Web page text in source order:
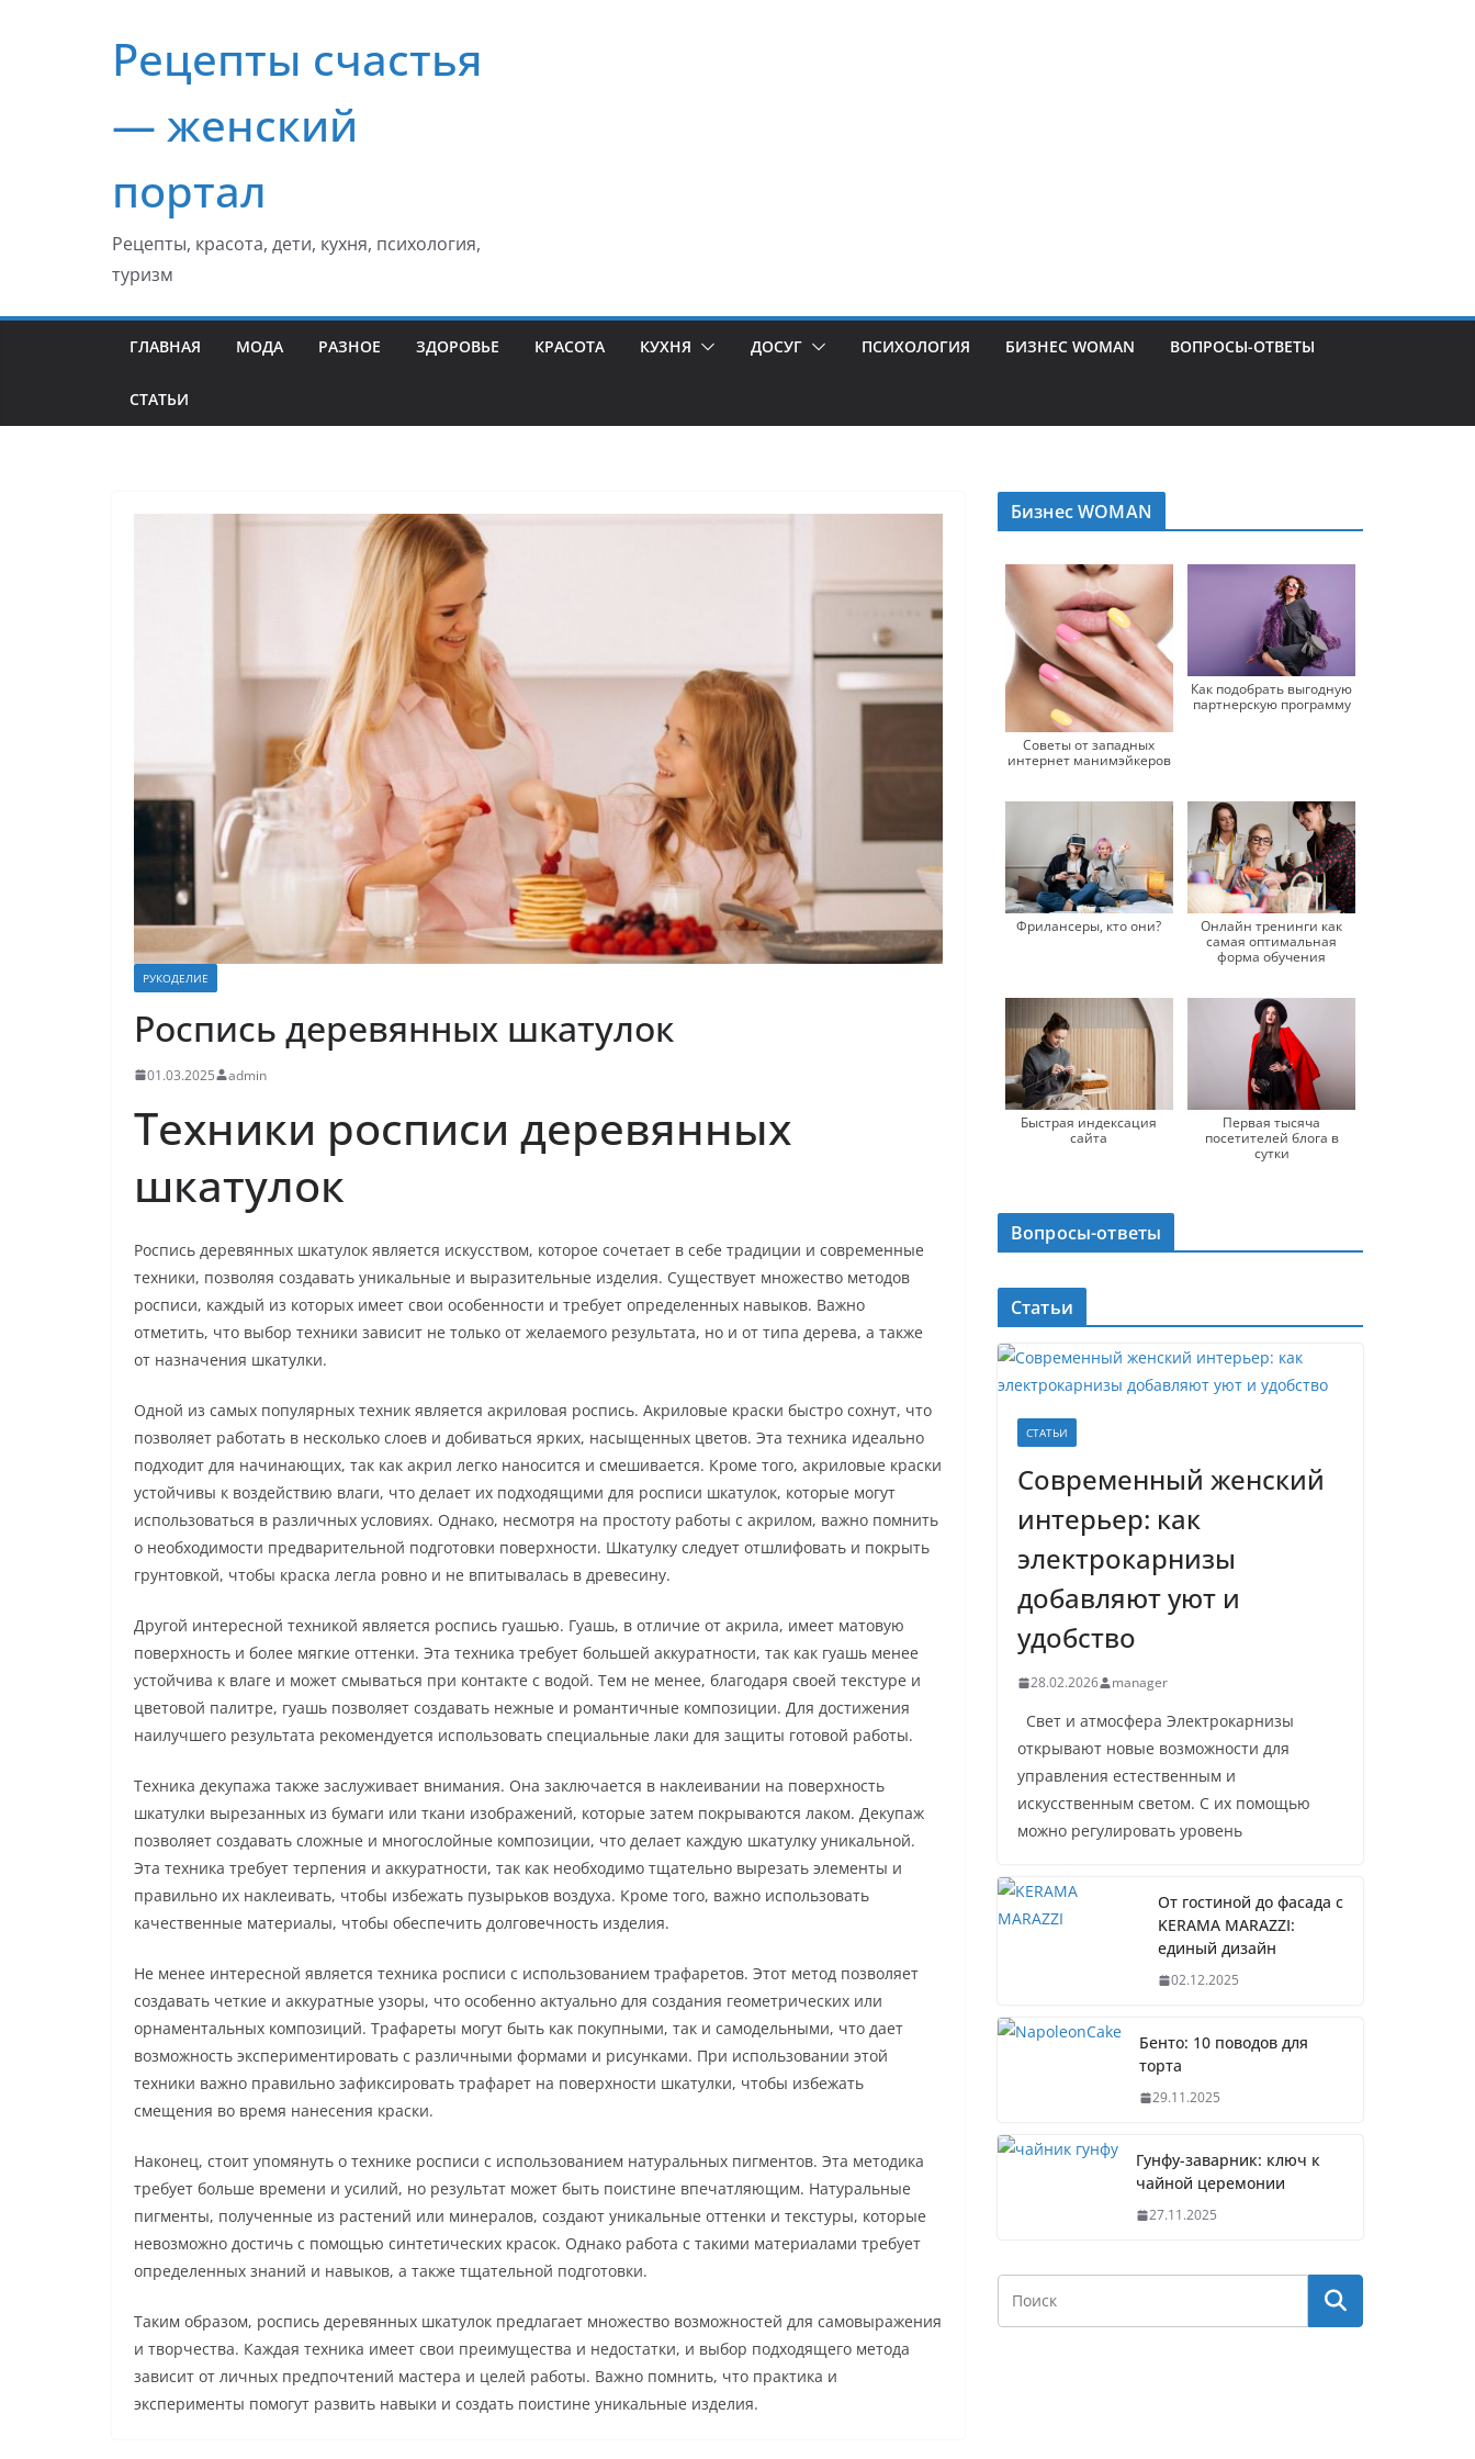
содержимомуРецепты счастья
— женский
портал
Рецепты, красота, дети, кухня, психология,
туризм
ГЛАВНАЯ МОДА РАЗНОЕ ЗДОРОВЬЕ КРАСОТА КУХНЯ ДОСУГ ПСИХОЛОГИЯ БИЗНЕС WOMAN ВОПРОСЫ-ОТВЕТЫ
СТАТЬИ
РУКОДЕЛИЕ
Роспись деревянных шкатулок
01.03.2025 admin
Техники росписи деревянных
шкатулок
Роспись деревянных шкатулок является искусством, которое сочетает в себе традиции и современные
техники, позволяя создавать уникальные и выразительные изделия. Существует множество методов
росписи, каждый из которых имеет свои особенности и требует определенных навыков. Важно
отметить, что выбор техники зависит не только от желаемого результата, но и от типа дерева, а также
от назначения шкатулки.
Одной из самых популярных техник является акриловая роспись. Акриловые краски быстро сохнут, что
позволяет работать в несколько слоев и добиваться ярких, насыщенных цветов. Эта техника идеально
подходит для начинающих, так как акрил легко наносится и смешивается. Кроме того, акриловые краски
устойчивы к воздействию влаги, что делает их подходящими для росписи шкатулок, которые могут
использоваться в различных условиях. Однако, несмотря на простоту работы с акрилом, важно помнить
о необходимости предварительной подготовки поверхности. Шкатулку следует отшлифовать и покрыть
грунтовкой, чтобы краска легла ровно и не впитывалась в древесину.
Другой интересной техникой является роспись гуашью. Гуашь, в отличие от акрила, имеет матовую
поверхность и более мягкие оттенки. Эта техника требует большей аккуратности, так как гуашь менее
устойчива к влаге и может смываться при контакте с водой. Тем не менее, благодаря своей текстуре и
цветовой палитре, гуашь позволяет создавать нежные и романтичные композиции. Для достижения
наилучшего результата рекомендуется использовать специальные лаки для защиты готовой работы.
Техника декупажа также заслуживает внимания. Она заключается в наклеивании на поверхность
шкатулки вырезанных из бумаги или ткани изображений, которые затем покрываются лаком. Декупаж
позволяет создавать сложные и многослойные композиции, что делает каждую шкатулку уникальной.
Эта техника требует терпения и аккуратности, так как необходимо тщательно вырезать элементы и
правильно их наклеивать, чтобы избежать пузырьков воздуха. Кроме того, важно использовать
качественные материалы, чтобы обеспечить долговечность изделия.
Не менее интересной является техника росписи с использованием трафаретов. Этот метод позволяет
создавать четкие и аккуратные узоры, что особенно актуально для создания геометрических или
орнаментальных композиций. Трафареты могут быть как покупными, так и самодельными, что дает
возможность экспериментировать с различными формами и рисунками. При использовании этой
техники важно правильно зафиксировать трафарет на поверхности шкатулки, чтобы избежать
смещения во время нанесения краски.
Наконец, стоит упомянуть о технике росписи с использованием натуральных пигментов. Эта методика
требует больше времени и усилий, но результат может быть поистине впечатляющим. Натуральные
пигменты, полученные из растений или минералов, создают уникальные оттенки и текстуры, которые
невозможно достичь с помощью синтетических красок. Однако работа с такими материалами требует
определенных знаний и навыков, а также тщательной подготовки.
Таким образом, роспись деревянных шкатулок предлагает множество возможностей для самовыражения
и творчества. Каждая техника имеет свои преимущества и недостатки, и выбор подходящего метода
зависит от личных предпочтений мастера и целей работы. Важно помнить, что практика и
эксперименты помогут развить навыки и создать поистине уникальные изделия.
Бизнес WOMAN
Советы от западных
интернет манимэйкеров
Как подобрать выгодную
партнерскую программу
Фрилансеры, кто они?
Онлайн тренинги как
самая оптимальная
форма обучения
Быстрая индексация
сайта
Первая тысяча
посетителей блога в
сутки
Вопросы-ответы
Статьи
СТАТЬИ
Современный женский
интерьер: как
электрокарнизы
добавляют уют и
удобство
28.02.2026 manager
Свет и атмосфера Электрокарнизы
открывают новые возможности для
управления естественным и
искусственным светом. С их помощью
можно регулировать уровень
От гостиной до фасада с
KERAMA MARAZZI:
единый дизайн
02.12.2025
Бенто: 10 поводов для
торта
29.11.2025
Гунфу-заварник: ключ к
чайной церемонии
27.11.2025